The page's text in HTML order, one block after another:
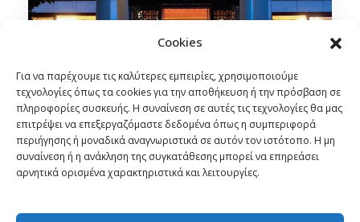
Cookies
Για να παρέχουμε τις καλύτερες εμπειρίες, χρησιμοποιούμε
τεχνολογίες όπως τα cookies για την αποθήκευση ή την πρόσβαση σε
πληροφορίες συσκευής. Η συναίνεση σε αυτές τις τεχνολογίες θα μας
επιτρέψει να επεξεργαζόμαστε δεδομένα όπως η συμπεριφορά
περιήγησης ή μοναδικά αναγνωριστικά σε αυτόν τον ιστότοπο. Η μη
συναίνεση ή η ανάκληση της συγκατάθεσης μπορεί να επηρεάσει
αρνητικά ορισμένα χαρακτηριστικά και λειτουργίες.
Γιορτές στο GRAND SERAI HOTEL 5*
στα Ιωάννινα με το Ι.Χ. σας